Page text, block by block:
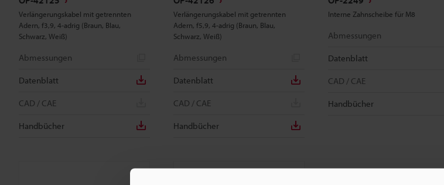
Verlängerungskabel mit getrennten
Adern, f3,9, 4-adrig (Braun, Blau,
Schwarz, Weiß)
Abmessungen
Datenblatt
CAD / CAE
Handbücher
Verlängerungskabel mit getrennten
Adern, f5,9, 4-adrig (Braun, Blau,
Schwarz, Weiß)
Abmessungen
Datenblatt
CAD / CAE
Handbücher
Interne Zahnscheibe für M8
Abmessungen
Datenblatt
CAD / CAE
Handbücher